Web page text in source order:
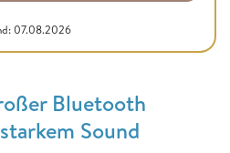
07.08.2026
Bluetooth
Sound